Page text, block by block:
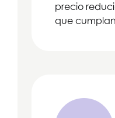
precio
que cumplan